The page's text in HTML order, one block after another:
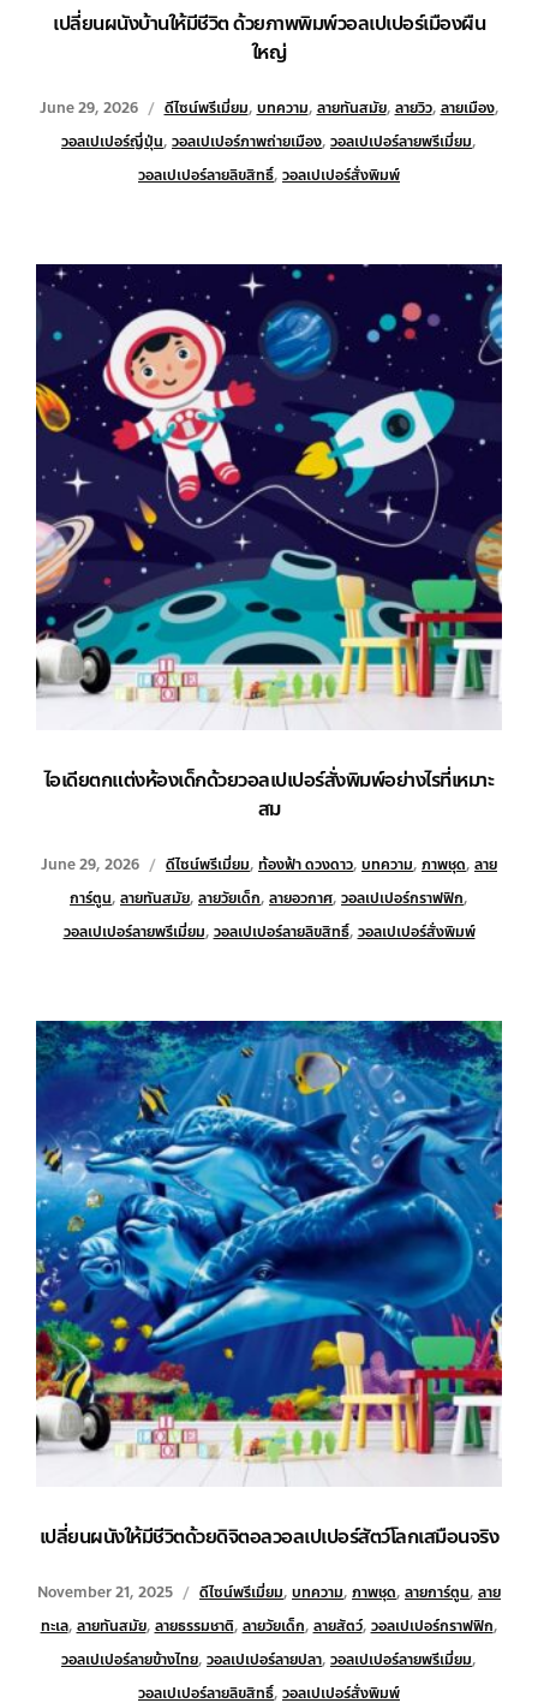
เปลี่ยนผนังบ้านให้มีชีวิต ด้วยภาพพิมพ์วอลเปเปอร์เมืองผืน
ใหญ่
June 29, 2026 ดีไซน์พรีเมี่ยม, บทความ, ลายทันสมัย, ลายวิว, ลายเมือง,
วอลเปเปอร์ญี่ปุ่น, วอลเปเปอร์ภาพถ่ายเมือง, วอลเปเปอร์ลายพรีเมี่ยม,
วอลเปเปอร์ลายลิขสิทธิ์, วอลเปเปอร์สั่งพิมพ์
ไอเดียตกแต่งห้องเด็กด้วยวอลเปเปอร์สั่งพิมพ์อย่างไรที่เหมาะ
สม
June 29, 2026 ดีไซน์พรีเมี่ยม, ท้องฟ้า ดวงดาว, บทความ, ภาพชุด, ลาย
การ์ตูน, ลายทันสมัย, ลายวัยเด็ก, ลายอวกาศ, วอลเปเปอร์กราฟฟิก,
วอลเปเปอร์ลายพรีเมี่ยม, วอลเปเปอร์ลายลิขสิทธิ์, วอลเปเปอร์สั่งพิมพ์
เปลี่ยนผนังให้มีชีวิตด้วยดิจิตอลวอลเปเปอร์สัตว์โลกเสมือนจริง
November 21, 2025 ดีไซน์พรีเมี่ยม, บทความ, ภาพชุด, ลายการ์ตูน, ลาย
ทะเล, ลายทันสมัย, ลายธรรมชาติ, ลายวัยเด็ก, ลายสัตว์, วอลเปเปอร์กราฟฟิก,
วอลเปเปอร์ลายข้างไทย, วอลเปเปอร์ลายปลา, วอลเปเปอร์ลายพรีเมี่ยม,
วอลเปเปอร์ลายลิขสิทธิ์, วอลเปเปอร์สั่งพิมพ์